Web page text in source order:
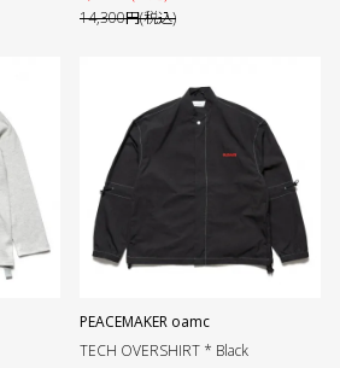
14,300円(税込)
PEACEMAKER oamc
TECH OVERSHIRT * Black